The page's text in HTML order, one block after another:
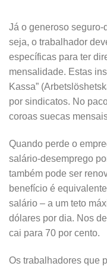
Já o generoso
seja, o trabalhador
específicas para ter
mensalidade. Estas
Kassa”
por sindicatos. No
coroas suecas
Quando perde o
salário-desemprego
também pode ser
benefício é
salário – a um teto
dólares por dia. Nos
cai para 70 por cento.
Os trabalhadores que